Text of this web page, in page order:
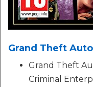
Grand Theft
Grand Theft
Criminal